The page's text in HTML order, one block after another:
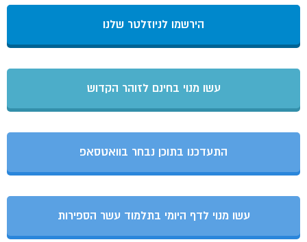
הירשמו לניוזלטר שלנו
עשו מנוי בחינם לזוהר הקדוש
התעדכנו בתוכן נבחר בוואטסאפ
עשו מנוי לדף היומי בתלמוד עשר הספירות